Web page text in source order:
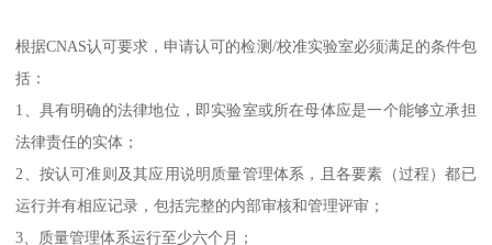
根据CNAS认可要求，申请认可的检测/校准实验室必须满足的条件包
括：
1、具有明确的法律地位，即实验室或所在母体应是一个能够立承担
法律责任的实体；
2、按认可准则及其应用说明质量管理体系，且各要素（过程）都已
运行并有相应记录，包括完整的内部审核和管理评审；
3、质量管理体系运行至少六个月；